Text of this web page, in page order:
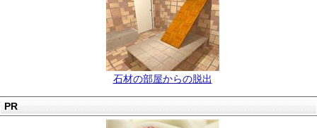
石材の部屋からの脱出
PR